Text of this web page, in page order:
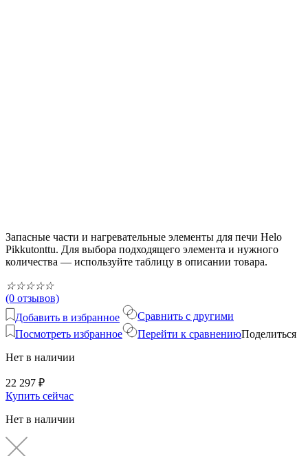
Запасные части и нагревательные элементы для печи Helo
Pikkutonttu. Для выбора подходящего элемента и нужного
количества — используйте таблицу в описании товара.
☆☆☆☆☆
(0 отзывов)
Добавить в избранное
Посмотреть избранное
Сравнить с другими
Перейти к сравнениюПоделиться
Нет в наличии
22 297 ₽
Купить сейчас
Нет в наличии